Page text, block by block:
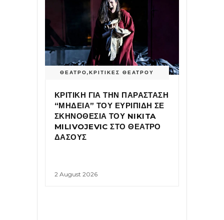
ΘΕΑΤΡΟ,ΚΡΙΤΙΚΕΣ ΘΕΑΤΡΟΥ
ΚΡΙΤΙΚΗ ΓΙΑ ΤΗΝ ΠΑΡΑΣΤΑΣΗ
“ΜΗΔΕΙΑ” ΤΟΥ ΕΥΡΙΠΙΔΗ ΣΕ
ΣΚΗΝΟΘΕΣΙΑ ΤΟΥ NIKITA
MILIVOJEVIC ΣΤΟ ΘΕΑΤΡΟ
ΔΑΣΟΥΣ
2 August 2026